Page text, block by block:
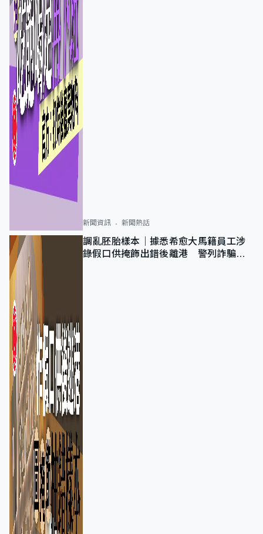
新聞資訊 新聞熱話
調亂胚胎樣本｜據悉希愈大馬籍員工涉
錄假口供掩飾出錯後離港 警列詐騙